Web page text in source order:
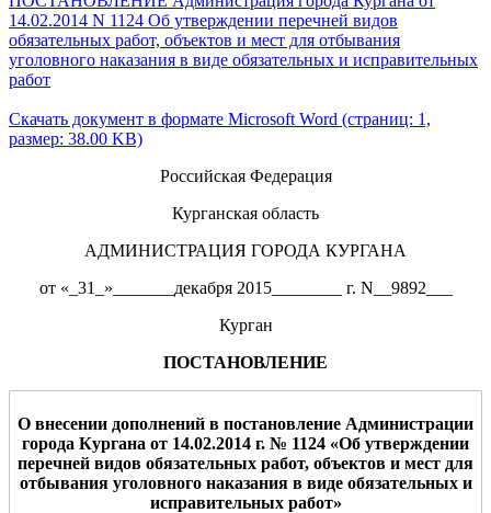
14.02.2014 N 1124 Об утверждении перечней видов
обязательных работ, объектов и мест для отбывания
уголовного наказания в виде обязательных и исправительных
работ
Скачать документ в формате Microsoft Word (страниц: 1,
размер: 38.00 KB)
Российская Федерация
Курганская область
АДМИНИСТРАЦИЯ ГОРОДА КУРГАНА
от «_31_»_______декабря 2015________ г. N__9892___
Курган
ПОСТАНОВЛЕНИЕ
О внесении дополнений в постановление Администрации
города Кургана от 14.02.2014 г. № 1124 «Об утверждении
перечней видов обязательных работ, объектов и мест для
отбывания уголовного наказания в виде обязательных и
исправительных работ»